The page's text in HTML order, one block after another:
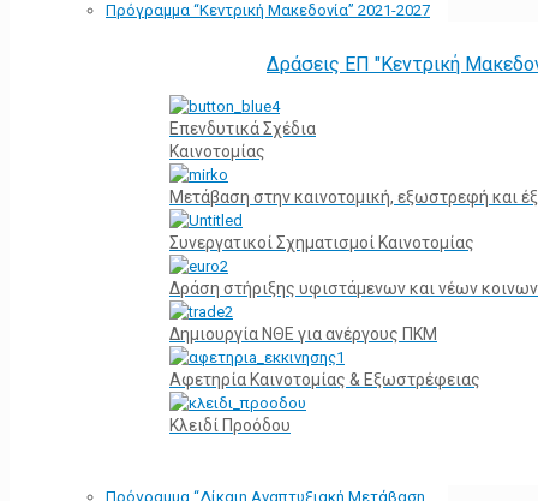
Πρόγραμμα “Κεντρική Μακεδονία” 2021-2027
Δράσεις ΕΠ "Κεντρική
Επενδυτικά Σχέδια
Καινοτομίας
Μετάβαση στην καινοτομική, εξωστρεφή και
Συνεργατικοί Σχηματισμοί Καινοτομίας
Δράση στήριξης υφιστάμενων και νέων
Δημιουργία ΝΘΕ για ανέργους ΠΚΜ
Αφετηρία Kαινοτομίας & Εξωστρέφειας
Κλειδί Προόδου
Πρόγραμμα “Δίκαιη Αναπτυξιακή Μετάβαση